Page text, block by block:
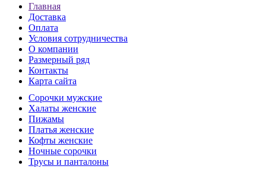
Главная
Доставка
Оплата
Условия сотрудничества
О компании
Размерный ряд
Контакты
Карта сайта
Сорочки мужские
Халаты женские
Пижамы
Платья женские
Кофты женские
Ночные сорочки
Трусы и панталоны